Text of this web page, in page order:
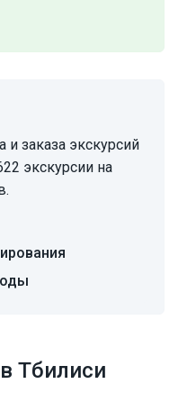
и заказа экскурсий
экскурсии на
Тбилиси